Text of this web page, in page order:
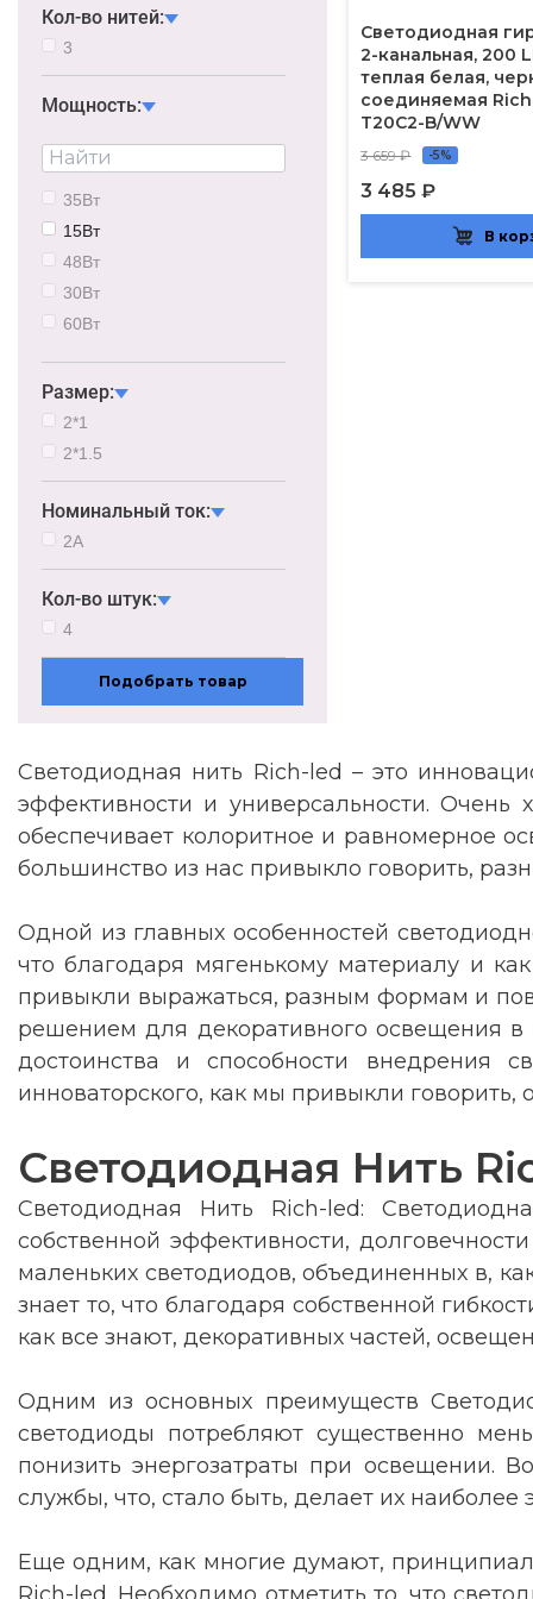
Синий
Желтый
Розовый
Мультицвет
Черный/зеленый
Белый/черный
Золотой
Белый/черный/золотой
Триколор
Бронзовый
Кол-во нитей:
3
Мощность:
35Вт
15Вт
48Вт
30Вт
60Вт
5,5Вт
Размер:
2*1
2*1.5
Номинальный ток:
2А
Кол-во штук:
4
Подобрать товар
Светодиодная
2-канальная, 200
теплая белая,
соединяемая Rich
T20C2-B/WW
3 659 ₽ -5%
3 485 ₽
В
Светодиодная нить Rich-led – это
эффективности и универсальности. Очень
обеспечивает колоритное и равномерное
большинство из нас привыкло говорить,
Одной из главных особенностей
что благодаря мягенькому материалу и
привыкли выражаться, разным формам и
решением для декоративного освещения в
достоинства и способности внедрения
инноваторского, как мы привыкли говорить,
Светодиодная Нить
Светодиодная Нить Rich-led:
собственной эффективности,
маленьких светодиодов, объединенных в,
знает то, что благодаря собственной
как все знают, декоративных частей,
Одним из основных преимуществ
светодиоды потребляют существенно
понизить энергозатраты при освещении.
службы, что, стало быть, делает их
Еще одним, как многие думают,